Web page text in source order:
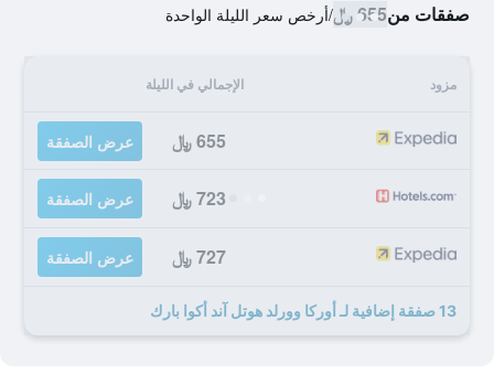
صفقات من655 ﷼ /أرخص سعر الليلة الواحدة
مزود الإجمالي في الليلة
655 ﷼ عرض الصفقة
723 ﷼ عرض الصفقة
727 ﷼ عرض الصفقة
13 صفقة إضافية لـ أوركا وورلد هوتل آند أكوا بارك